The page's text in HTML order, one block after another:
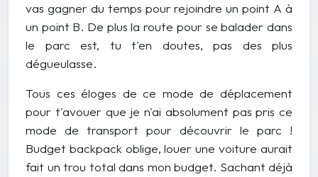
vas gagner du temps pour rejoindre un point A à
un point B. De plus la route pour se balader dans
le parc est, tu t'en doutes, pas des plus
dégueulasse.
Tous ces éloges de ce mode de déplacement
pour t'avouer que je n'ai absolument pas pris ce
mode de transport pour découvrir le parc !
Budget backpack oblige, louer une voiture aurait
fait un trou total dans mon budget. Sachant déjà